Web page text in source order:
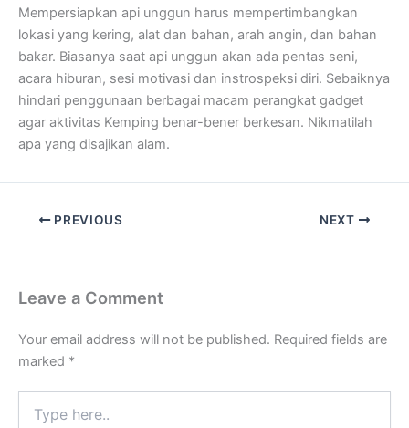
Mempersiapkan api unggun harus mempertimbangkan
lokasi yang kering, alat dan bahan, arah angin, dan bahan
bakar. Biasanya saat api unggun akan ada pentas seni,
acara hiburan, sesi motivasi dan instrospeksi diri. Sebaiknya
hindari penggunaan berbagai macam perangkat gadget
agar aktivitas Kemping benar-bener berkesan. Nikmatilah
apa yang disajikan alam.
PREVIOUS NEXT
Leave a Comment
Your email address will not be published. Required fields are
marked *
here..